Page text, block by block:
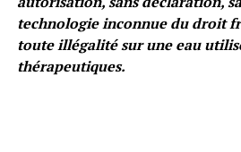
technologie inconnue du droit
toute illégalité sur une eau
thérapeutiques.